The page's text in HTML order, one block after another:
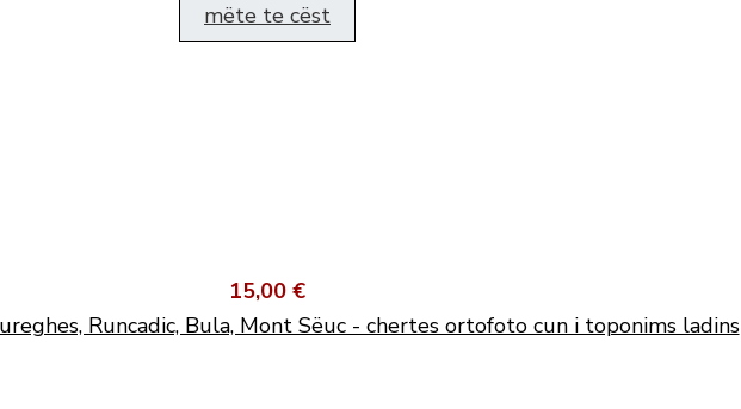
mëte te cëst
15,00 €
Runcadic, Bula, Mont Sëuc - chertes ortofoto cun i toponims ladins